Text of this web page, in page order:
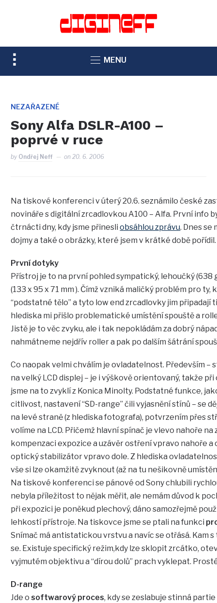
TOGGLE
SIDEBAR
NAVIGATION
MENU
NEZAŘAZENÉ
Sony Alfa DSLR-A100 –
poprvé v ruce
by Ondřej Neff on20. 6. 2006
Na tiskové konferenci v úterý 20.6. seznámilo české
novináře s digitální zrcadlovkou A100 – Alfa. První info
čtrnácti dny, kdy jsme přinesliobsáhlou zprávu. Dnes se
dojmy a také o obrázky, které jsem v krátké době pořídil.
První dotyky
Přístroj je to na první pohled sympatický, lehoučký (638
(133 x 95 x 71 mm ). Čímž vzniká maličký problém pro ty,
“podstatné tělo” a tyto low end zrcadlovky jim připadají
hlediska mi přišlo problematické umístění spouště a
Jistě je to věc zvyku, ale i tak nepokládám za dobrý
nahmátneme nejdřív roller a pak po dalším šátrání
Co naopak velmi chválím je ovladatelnost. Především –
na velký LCD displej – je i výškově orientovaný, takže při
jsme na to zvyklí z Konica Minolty. Podstatné funkce,
citlivost, nastavení “SD-range” čili vyjasnění stínů – se
na levé straně (z hlediska fotografa), potvrzením přes
volíme na LCD. Přičemž hlavní spínač je vlevo nahoře
kompenzaci expozice a uzávěr ostření vpravo nahoře a
optický stabilizátor vpravo dole. Z hlediska
vše si lze okamžitě zvyknout (až na tu nešikovně
Na tiskové konferenci se pánové od Sony chlubili
nebyla příležitost to nějak měřit, ale nemám důvod k
při expozici je poněkud plechový, dáno samozřejmě
lehkostí přístroje. Na tiskovce jsme se ptali na funkci
Snímač má antistatickou vrstvu a navíc se otřásá. Kam
se. Existuje specifický režim,kdy lze sklopit zrcátko,
vyjmutém objektivu a “dírou dolů” prach vyklepat.
D-range
Jde osoftwarový proces, kdy se zeslabuje stinná